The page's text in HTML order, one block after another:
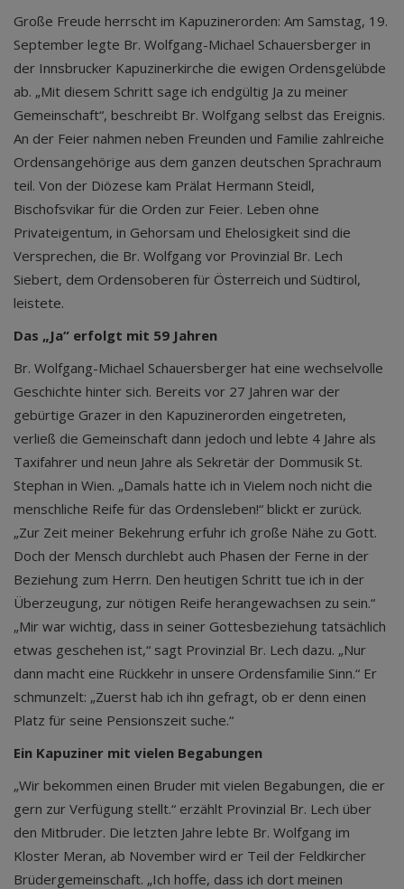
Große Freude herrscht im Kapuzinerorden: Am Samstag, 19.
September legte Br. Wolfgang-Michael Schauersberger in
der Innsbrucker Kapuzinerkirche die ewigen Ordensgelübde
ab. „Mit diesem Schritt sage ich endgültig Ja zu meiner
Gemeinschaft“, beschreibt Br. Wolfgang selbst das Ereignis.
An der Feier nahmen neben Freunden und Familie zahlreiche
Ordensangehörige aus dem ganzen deutschen Sprachraum
teil. Von der Diözese kam Prälat Hermann Steidl,
Bischofsvikar für die Orden zur Feier. Leben ohne
Privateigentum, in Gehorsam und Ehelosigkeit sind die
Versprechen, die Br. Wolfgang vor Provinzial Br. Lech
Siebert, dem Ordensoberen für Österreich und Südtirol,
leistete.
Das „Ja“ erfolgt mit 59 Jahren
Br. Wolfgang-Michael Schauersberger hat eine wechselvolle
Geschichte hinter sich. Bereits vor 27 Jahren war der
gebürtige Grazer in den Kapuzinerorden eingetreten,
verließ die Gemeinschaft dann jedoch und lebte 4 Jahre als
Taxifahrer und neun Jahre als Sekretär der Dommusik St.
Stephan in Wien. „Damals hatte ich in Vielem noch nicht die
menschliche Reife für das Ordensleben!“ blickt er zurück.
„Zur Zeit meiner Bekehrung erfuhr ich große Nähe zu Gott.
Doch der Mensch durchlebt auch Phasen der Ferne in der
Beziehung zum Herrn. Den heutigen Schritt tue ich in der
Überzeugung, zur nötigen Reife herangewachsen zu sein.“
„Mir war wichtig, dass in seiner Gottesbeziehung tatsächlich
etwas geschehen ist,“ sagt Provinzial Br. Lech dazu. „Nur
dann macht eine Rückkehr in unsere Ordensfamilie Sinn.“ Er
schmunzelt: „Zuerst hab ich ihn gefragt, ob er denn einen
Platz für seine Pensionszeit suche.“
Ein Kapuziner mit vielen Begabungen
„Wir bekommen einen Bruder mit vielen Begabungen, die er
gern zur Verfügung stellt.“ erzählt Provinzial Br. Lech über
den Mitbruder. Die letzten Jahre lebte Br. Wolfgang im
Kloster Meran, ab November wird er Teil der Feldkircher
Brüdergemeinschaft. „Ich hoffe, dass ich dort meinen